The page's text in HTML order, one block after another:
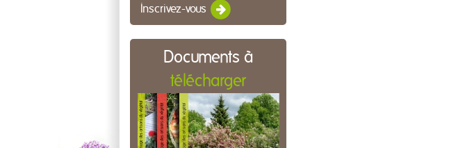
Inscrivez-vous
Documents à
télécharger